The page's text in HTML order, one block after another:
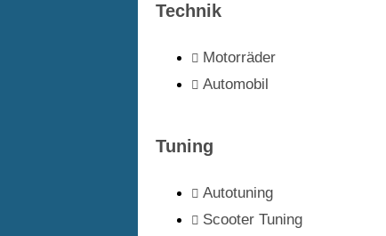
Technik
Motorräder
Automobil
Tuning
Autotuning
Scooter Tuning